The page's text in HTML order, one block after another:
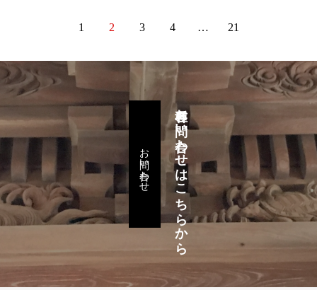
1 2 3 4 … 21
各種お問い合わせはこちらから
お問い合わせ